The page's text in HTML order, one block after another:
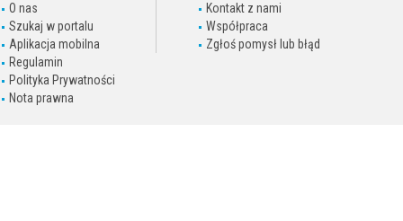
O nas
Szukaj w portalu
Aplikacja mobilna
Regulamin
Polityka Prywatności
Nota prawna
Kontakt z nami
Współpraca
Zgłoś pomysł lub błąd